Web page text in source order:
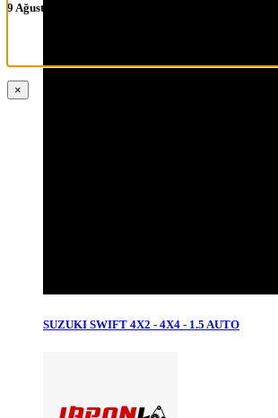
SUZUKI SWIFT 4X2 - 4X4 - 1.5 AUTO
9 Ağustos 2026 tarihine kadar sipariş alınmamaktadır.
×